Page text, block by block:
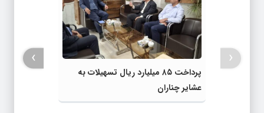
پرداخت ۸۵ میلیارد ریال تسهیلات به
عشایر چناران
‹
›